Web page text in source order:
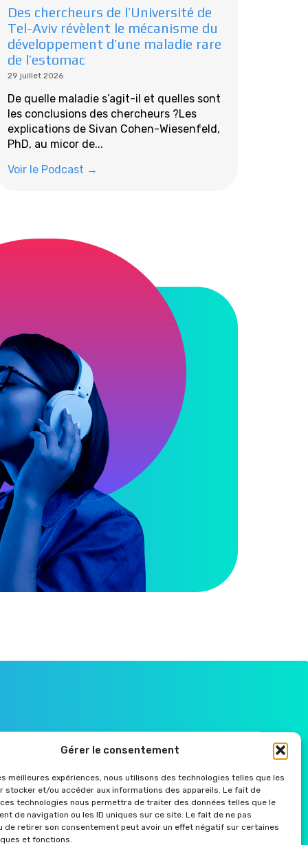
Gérer le consentement
meilleures expériences, nous utilisons des technologies telles que les
stocker et/ou accéder aux informations des appareils. Le fait de
technologies nous permettra de traiter des données telles que le
de navigation ou les ID uniques sur ce site. Le fait de ne pas
de retirer son consentement peut avoir un effet négatif sur certaines
et fonctions.
Des chercheurs de l’Université de
Tel-Aviv révèlent le mécanisme du
développement d’une maladie rare
de l’estomac
29 juillet 2026
De quelle maladie s’agit-il et quelles sont
les conclusions des chercheurs ?Les
explications de Sivan Cohen-Wiesenfeld,
PhD, au micor de...
Voir le Podcast →